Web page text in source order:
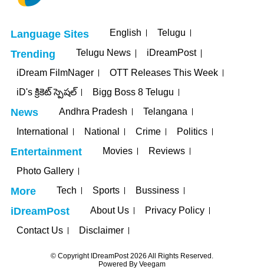
Language Sites English Telugu
Trending Telugu News
iDreamPost
iDream FilmNager
OTT Releases This Week
iD's క్రికెట్ స్పెషల్
Bigg Boss 8 Telugu
News Andhra Pradesh
Telangana
International
National Crime Politics
Entertainment Movies
Reviews
Photo Gallery
More Tech Sports Bussiness
iDreamPost About Us
Privacy Policy
Contact Us
Disclaimer
© Copyright IDreamPost 2026 All Rights Reserved.
Powered By Veegam